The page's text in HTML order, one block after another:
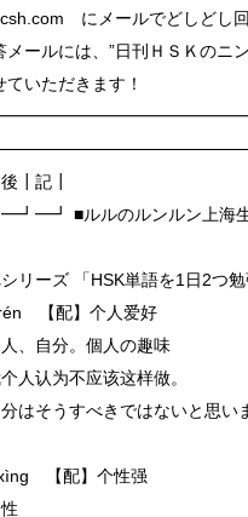
にメールでどしどし回
メールには、”日刊ＨＳＫのニ
ていただきます！
┃記┃
■ルルのルンルン上海
シリーズ 「HSK単語を1日2つ勉
rén 【配】个人爱好
人、自分。個人の趣味
人认为不应该这样做。
分はそうすべきではないと思い
xìnɡ 【配】个性强